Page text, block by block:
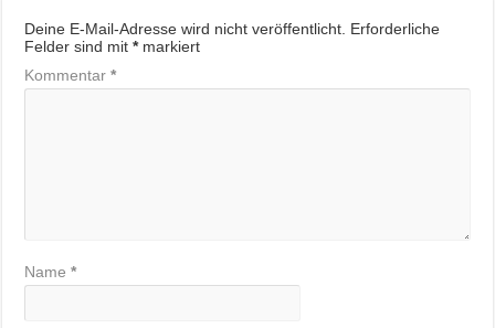
Deine E-Mail-Adresse wird nicht veröffentlicht. Erforderliche
Felder sind mit*markiert
Kommentar*
Name*